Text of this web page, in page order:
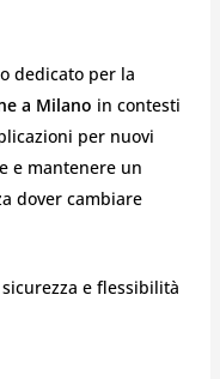
dedicato per la
a Milano in contesti
per nuovi
e mantenere un
dover cambiare
e flessibilità